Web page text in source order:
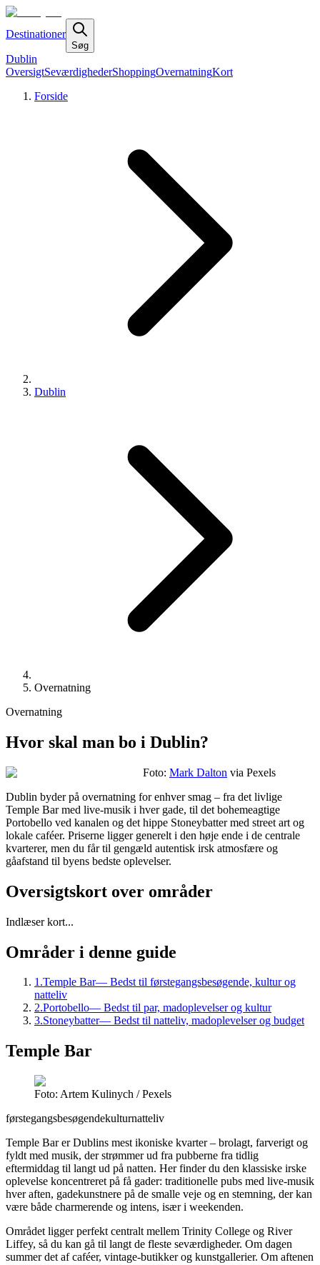
Destinationer
Søg
Dublin
OversigtSeværdighederShoppingOvernatningKort
Forside
Dublin
Overnatning
Overnatning
Hvor skal man bo i Dublin?
Foto: Mark Dalton via Pexels
Dublin byder på overnatning for enhver smag – fra det livlige
Temple Bar med live-musik i hver gade, til det bohemeagtige
Portobello ved kanalen og det hippe Stoneybatter med street art og
lokale caféer. Priserne ligger generelt i den høje ende i de centrale
kvarterer, men du får til gengæld autentisk irsk atmosfære og
gåafstand til byens bedste oplevelser.
Oversigtskort over områder
Indlæser kort...
Områder i denne guide
1.Temple Bar— Bedst til førstegangsbesøgende, kultur og
natteliv
2.Portobello— Bedst til par, madoplevelser og kultur
3.Stoneybatter— Bedst til natteliv, madoplevelser og budget
Temple Bar
Foto: Artem Kulinych / Pexels
førstegangsbesøgendekulturnatteliv
Temple Bar er Dublins mest ikoniske kvarter – brolagt, farverigt og
fyldt med musik, der strømmer ud fra pubberne fra tidlig
eftermiddag til langt ud på natten. Her finder du den klassiske irske
oplevelse koncentreret på få gader: traditionelle pubs med live-musik
hver aften, gadekunstnere på de smalle veje og en stemning, der kan
være både charmerende og intens, især i weekenden.
Området ligger perfekt centralt mellem Trinity College og River
Liffey, så du kan gå til langt de fleste seværdigheder. Om dagen
summer det af caféer, vintage-butikker og kunstgallerier. Om aftenen